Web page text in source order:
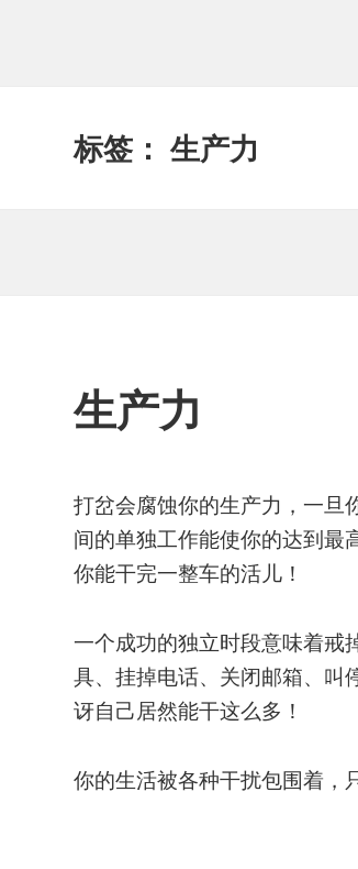
标签：生产力
生产力
打岔会腐蚀你的生产力，一旦
间的单独工作能使你的达到最
你能干完一整车的活儿！
一个成功的独立时段意味着戒
具、挂掉电话、关闭邮箱、叫
讶自己居然能干这么多！
你的生活被各种干扰包围着，